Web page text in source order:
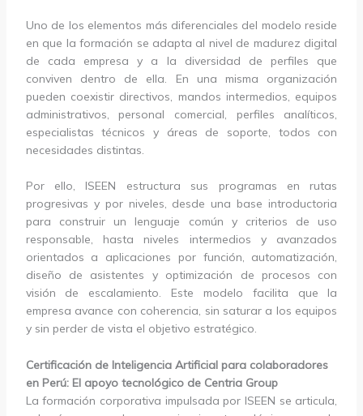
Uno de los elementos más diferenciales del modelo reside
en que la formación se adapta al nivel de madurez digital
de cada empresa y a la diversidad de perfiles que
conviven dentro de ella. En una misma organización
pueden coexistir directivos, mandos intermedios, equipos
administrativos, personal comercial, perfiles analíticos,
especialistas técnicos y áreas de soporte, todos con
necesidades distintas.
Por ello, ISEEN estructura sus programas en rutas
progresivas y por niveles, desde una base introductoria
para construir un lenguaje común y criterios de uso
responsable, hasta niveles intermedios y avanzados
orientados a aplicaciones por función, automatización,
diseño de asistentes y optimización de procesos con
visión de escalamiento. Este modelo facilita que la
empresa avance con coherencia, sin saturar a los equipos
y sin perder de vista el objetivo estratégico.
Certificación de Inteligencia Artificial para colaboradores
en Perú: El apoyo tecnológico de Centria Group
La formación corporativa impulsada por ISEEN se articula,